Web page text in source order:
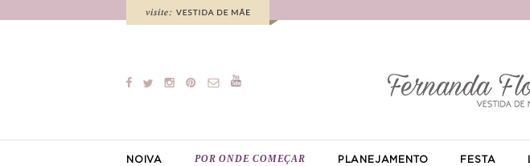
NOIVA POR ONDE COMEÇAR PLANEJAMENTO FESTA